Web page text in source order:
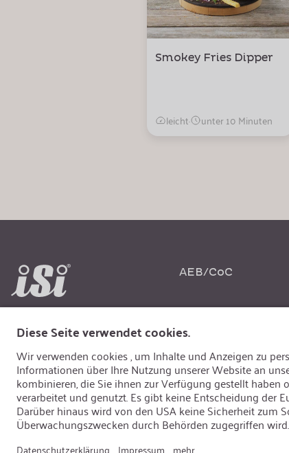
Smokey Fries Dipper
leicht· unter 10 Minuten
AEB/CoC